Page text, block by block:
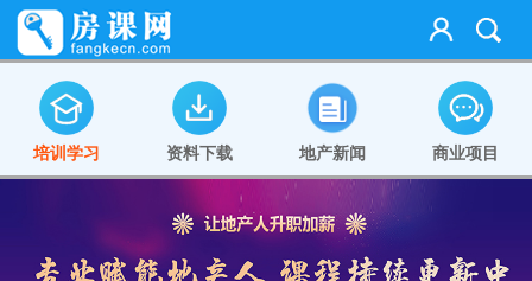
培训学习 资料下载 地产新闻 商业项目